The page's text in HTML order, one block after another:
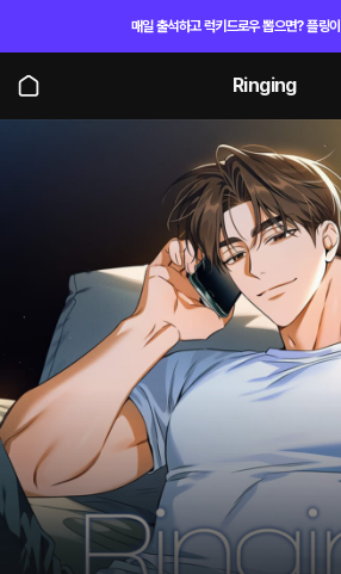
매일 출석하고 럭키드로우 뽑으면? 플링
Ringing